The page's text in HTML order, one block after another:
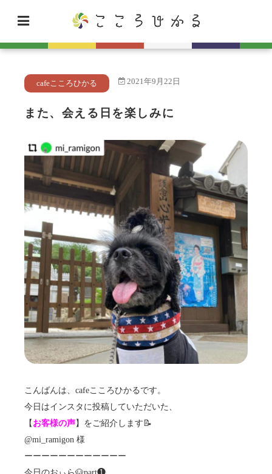
cafeこころひかる 2021年9月22日
また、会える日を楽しみに
こんばんは、cafeこころひかるです。
今日はインスタに投稿していただいた、
【 お客様の声】をご紹介します📝
@mi_ramigon 様
ーーーーーーーーーーーー